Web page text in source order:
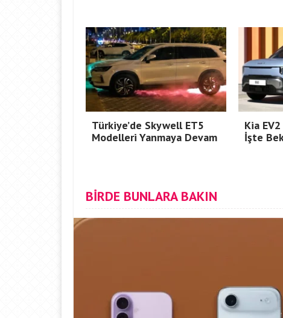
Türkiye’de Skywell ET5
Modelleri Yanmaya Devam
Kia
İşte
BİRDE BUNLARA BAKIN